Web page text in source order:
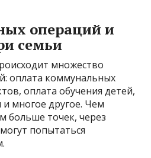
операций и
семьи
множество
оплата коммунальных
оплата обучения детей,
многое другое. Чем
больше точек, через
попытаться